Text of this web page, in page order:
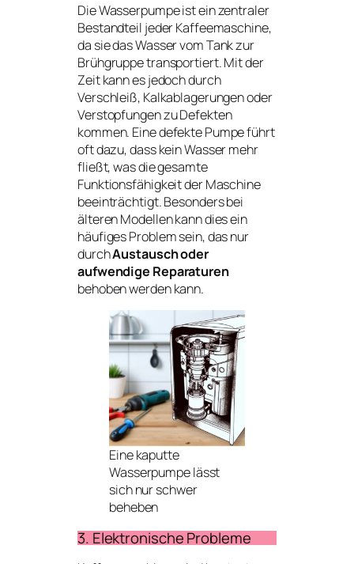
Die Wasserpumpe ist ein zentraler
Bestandteil jeder Kaffeemaschine,
da sie das Wasser vom Tank zur
Brühgruppe transportiert. Mit der
Zeit kann es jedoch durch
Verschleiß, Kalkablagerungen oder
Verstopfungen zu Defekten
kommen. Eine defekte Pumpe führt
oft dazu, dass kein Wasser mehr
fließt, was die gesamte
Funktionsfähigkeit der Maschine
beeinträchtigt. Besonders bei
älteren Modellen kann dies ein
häufiges Problem sein, das nur
durchAustausch oder
aufwendige Reparaturen
behoben werden kann.
Eine kaputte
Wasserpumpe lässt
sich nur schwer
beheben
3. Elektronische Probleme